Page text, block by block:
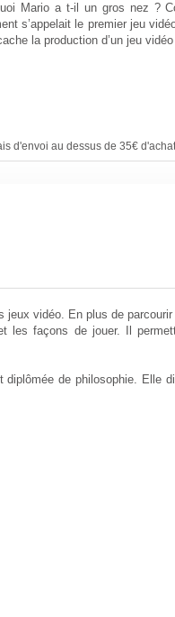
Mario a t-il un gros nez ?
s’appelait le premier jeu
la production d’un jeu
d'envoi au dessus de 35€
vidéo. En plus de parcourir
les façons de jouer. Il
de philosophie. Elle